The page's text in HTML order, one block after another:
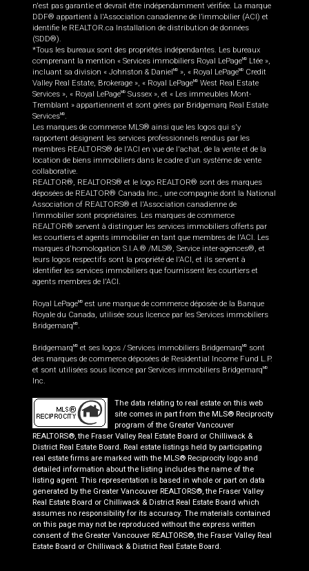
n'est pas garantie et devrait être indépendamment vérifiée. La marque
DDF® appartient à l'Association canadienne de l’immobilier (ACI) et
identifie le REALTOR.ca Installation de distribution de données
(SDD®).
*Tous les bureaux sont des propriétés indépendantes. Les bureaux
comprenant la mention « Services immobiliers Royal LePageMD
Ltée »,
incluant sa division « Johnston & DanielMD », « Royal LePageMD
Credit
Valley Real Estate, Brokerage », « Royal LePageMD West Real Estate
Services », « Royal LePageMD Sussex », et « Les immeubles Mont-
Tremblant » appartiennent et sont gérés par Bridgemarq Real Estate
ServicesMD.
Les marques de commerce MLS® ainsi que les logos qui s'y
rapportent désignent les services professionnels rendus par les
membres REALTORS® de l'ACI en vue de l'achat, de la vente et de la
location de biens immobiliers dans le cadre d'un système de vente
collaborative.
REALTOR®, REALTORS® et le logo REALTOR® sont des marques
déposées de REALTOR® Canada Inc., une compagnie dont la National
Association of REALTORS® et l'Association canadienne de
l’immobilier sont propriétaires. Les marques de commerce
REALTOR® servent à distinguer les services immobiliers offerts par
les courtiers et agents immobilier en tant que membres de l'ACI. Les
marques d'homologation S.I.A.® /MLS®, Service inter-agences®, et
leurs logos respectifs sont la propriété de l'ACI, et ils servent à
identifier les services immobiliers que fournissent les courtiers et
agents membres de l'ACI.
Royal LePageMD est une marque de commerce déposée de la Banque
Royale du Canada, utilisée sous licence par les Services immobiliers
BridgemarqMD.
BridgemarqMD et ses logos / Services immobiliers BridgemarqMD
sont
des marques de commerce déposées de Residential Income Fund L.P.
et sont utilisées sous licence par Services immobiliers BridgemarqMD
Inc.
The data relating to real estate on this web
site comes in part from the MLS® Reciprocity
program of the Greater Vancouver
REALTORS®, the Fraser Valley Real Estate Board or Chilliwack &
District Real Estate Board. Real estate listings held by participating
real estate firms are marked with the MLS® Reciprocity logo and
detailed information about the listing includes the name of the
listing agent. This representation is based in whole or part on data
generated by the Greater Vancouver REALTORS®, the Fraser Valley
Real Estate Board or Chilliwack & District Real Estate Board which
assumes no responsibility for its accuracy. The materials contained
on this page may not be reproduced without the express written
consent of the Greater Vancouver REALTORS®, the Fraser Valley Real
Estate Board or Chilliwack & District Real Estate Board.